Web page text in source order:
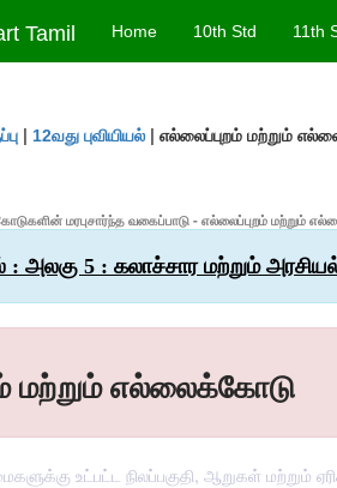
Tamil Home 10th Std 11th
| 12வது புவியியல் | எல்லைப்புறம் மற்றும்
மரபுசார்ந்த வகைப்பாடு - எல்லைப்புறம் மற்றும்
: அலகு 5 : கலாச்சார மற்றும்
மற்றும் எல்லைக்கோடு
உட்பட்ட நிலப்பகுதி, ஆறுகள் மற்றும்